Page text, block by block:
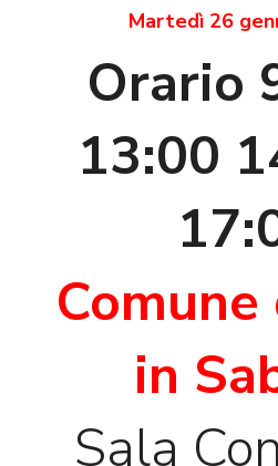
Martedì 26
Orario
13:00
Comune
in
Sala